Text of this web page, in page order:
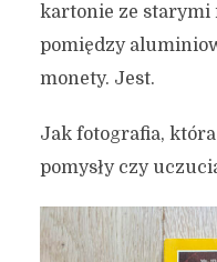
kartonie ze starymi
pomiędzy
monety. Jest.
Jak fotografia,
pomysły czy